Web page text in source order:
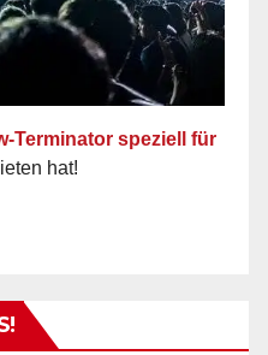
Terminator speziell für
hat!